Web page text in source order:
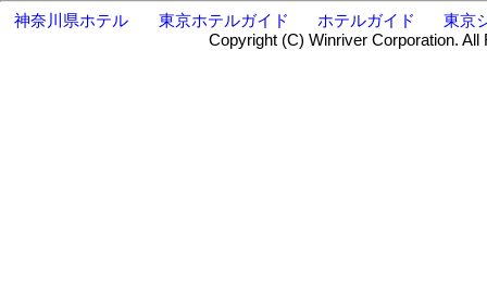
神奈川県ホテル 東京ホテルガイド ホテルガイド
東京
Copyright (C) Winriver Corporation. All